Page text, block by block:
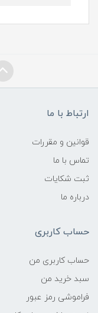
ارتباط با ما
قوانین و مقررات
تماس با ما
ثبت شکایات
درباره ما
حساب کاربری
حساب کاربری من
سبد خرید من
فراموشی رمز عبور